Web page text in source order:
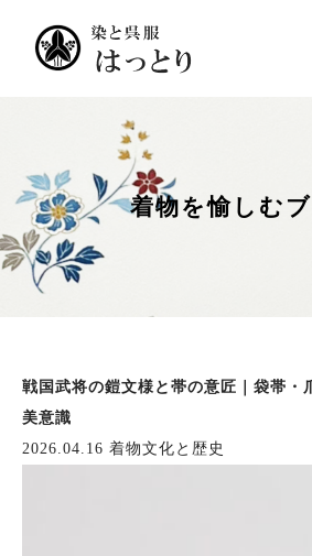
着物を愉しむ
戦国武将の鎧文様と帯の意匠｜袋帯・
美意識
2026.04.16 着物文化と歴史